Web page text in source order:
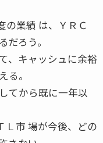
業績 は、ＹＲＣ
ろう。
、キャッシュに余裕
る。
てから既に一年以
Ｌ市 場が今後、どの